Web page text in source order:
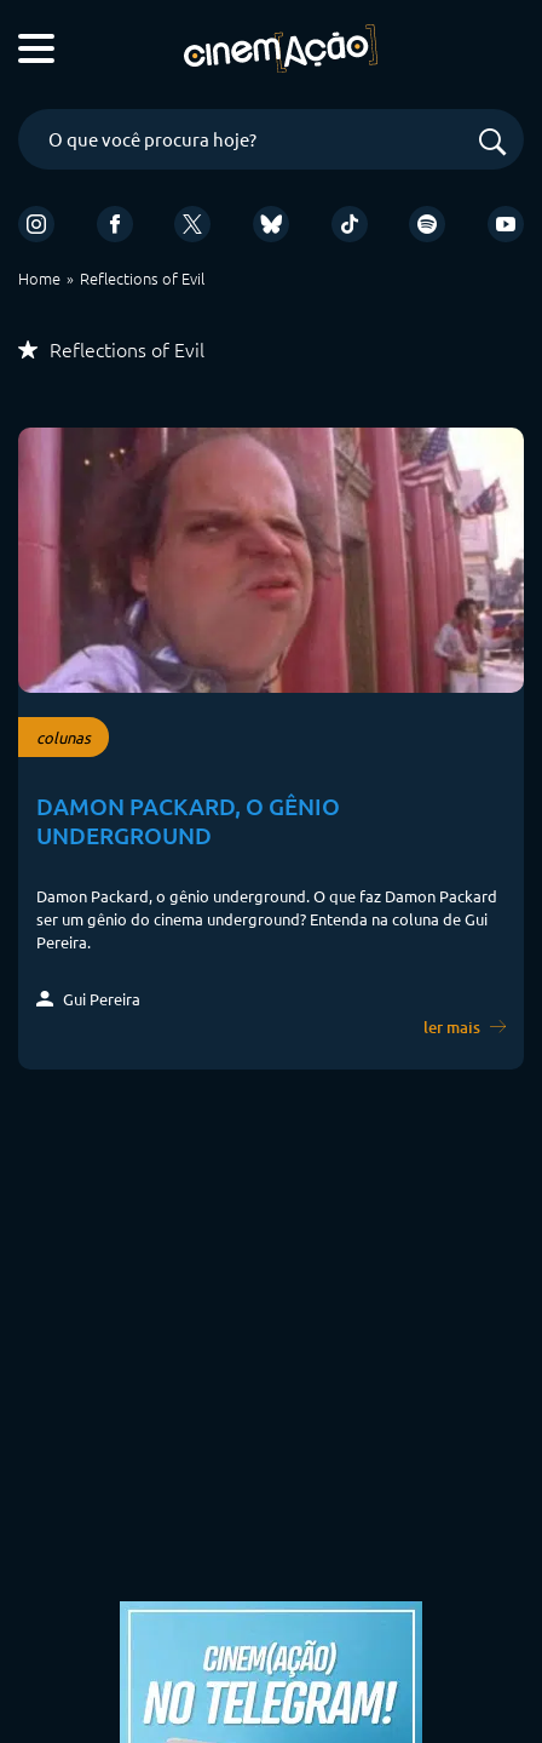
Home Reflections of Evil
Reflections of Evil
colunas
DAMON PACKARD, O GÊNIO
UNDERGROUND
Damon Packard, o gênio underground. O que faz Damon Packard
ser um gênio do cinema underground? Entenda na coluna de Gui
Pereira.
Gui Pereira
ler mais